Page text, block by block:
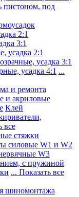
пистоном, под
2:1
3:1
усадка 2:1
усадка 3:1
усадка 4:1 ...
и ремонта
и акриловые
Клей
все
стяжки
силовые W1 и W2
W3
с пружиной
... Показать все
шиномонтажа